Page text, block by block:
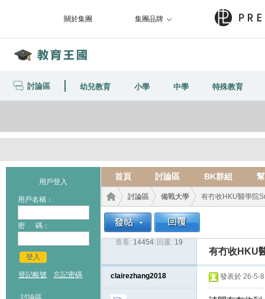
關於集團 集團品牌
討論區 幼兒教育 小學 中學 特殊教育
用戶登入
用戶名稱：
密 碼：
登入
登記帳號 忘記密碼
討論區
首頁 討論區 BK群組
教育›
討論區 備戰大學 有冇收HKU醫學院
查看: 14454 回覆: 19
有冇收HKU
clairezhang2018 發表於 26-5-